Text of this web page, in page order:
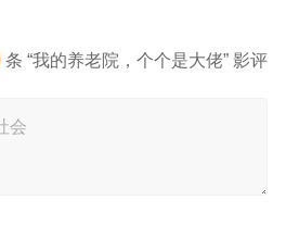
条 “我的养老院，个个是大佬” 影评